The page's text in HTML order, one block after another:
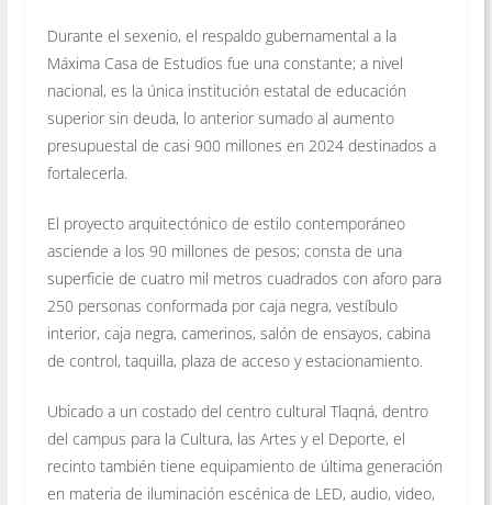
Durante el sexenio, el respaldo gubernamental a la
Máxima Casa de Estudios fue una constante; a nivel
nacional, es la única institución estatal de educación
superior sin deuda, lo anterior sumado al aumento
presupuestal de casi 900 millones en 2024 destinados a
fortalecerla.
El proyecto arquitectónico de estilo contemporáneo
asciende a los 90 millones de pesos; consta de una
superficie de cuatro mil metros cuadrados con aforo para
250 personas conformada por caja negra, vestíbulo
interior, caja negra, camerinos, salón de ensayos, cabina
de control, taquilla, plaza de acceso y estacionamiento.
Ubicado a un costado del centro cultural Tlaqná, dentro
del campus para la Cultura, las Artes y el Deporte, el
recinto también tiene equipamiento de última generación
en materia de iluminación escénica de LED, audio, video,